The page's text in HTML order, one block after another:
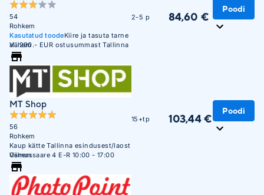
54
Rohkem
Kasutatud toodeKiire ja tasuta tarne
al. 200.- EUR ostusummast Tallinna
piires.
Vähem
2-5 p 84,60 €
Poodi
MT Shop
56
Rohkem
Kaup kätte Tallinna esindusest/laost
Osmussaare 4 E-R 10:00 - 17:00
Vähem
15+tp 103,44 €
Poodi